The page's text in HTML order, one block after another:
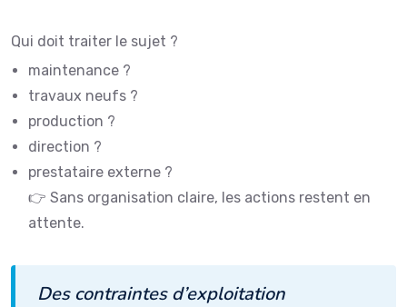
Qui doit traiter le sujet ?
maintenance ?
travaux neufs ?
production ?
direction ?
prestataire externe ?
👉 Sans organisation claire, les actions restent en
attente.
Des contraintes d’exploitation